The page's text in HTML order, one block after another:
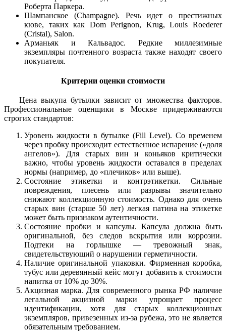
Роберта Паркера.
Шампанское (Champagne). Речь идет о престижных
кюве, таких как Dom Perignon, Krug, Louis Roederer
(Cristal), Salon.
Арманьяк и Кальвадос. Редкие миллезимные
экземпляры почтенного возраста также находят своего
покупателя.
Критерии оценки стоимости
Цена выкупа бутылки зависит от множества факторов.
Профессиональные оценщики в Москве придерживаются
строгих стандартов:
Уровень жидкости в бутылке (Fill Level). Со временем
через пробку происходит естественное испарение («доля
ангелов»). Для старых вин и коньяков критически
важно, чтобы уровень жидкости оставался в пределах
нормы (например, до «плечиков» или выше).
Состояние этикетки и контрэтикетки. Сильные
повреждения, плесень или разрывы значительно
снижают коллекционную стоимость. Однако для очень
старых вин (старше 50 лет) легкая патина на этикетке
может быть признаком аутентичности.
Состояние пробки и капсулы. Капсула должна быть
оригинальной, без следов вскрытия или коррозии.
Подтеки на горлышке — тревожный знак,
свидетельствующий о нарушении герметичности.
Наличие оригинальной упаковки. Фирменная коробка,
тубус или деревянный кейс могут добавить к стоимости
напитка от 10% до 30%.
Акцизная марка. Для современного рынка РФ наличие
легальной акцизной марки упрощает процесс
идентификации, хотя для старых коллекционных
экземпляров, привезенных из-за рубежа, это не является
обязательным требованием.